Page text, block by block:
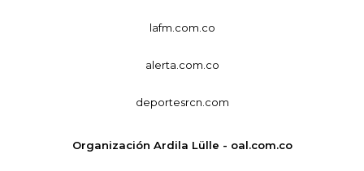
lafm.com.co
alerta.com.co
deportesrcn.com
Organización Ardila Lülle - oal.com.co